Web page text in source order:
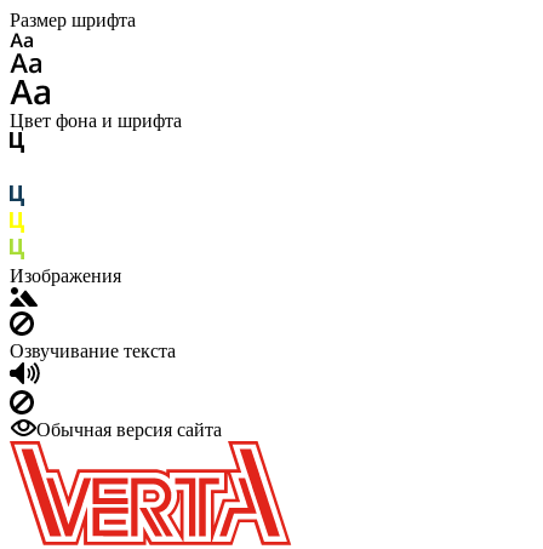
Размер шрифта
Цвет фона и шрифта
Изображения
Озвучивание текста
Обычная версия сайта